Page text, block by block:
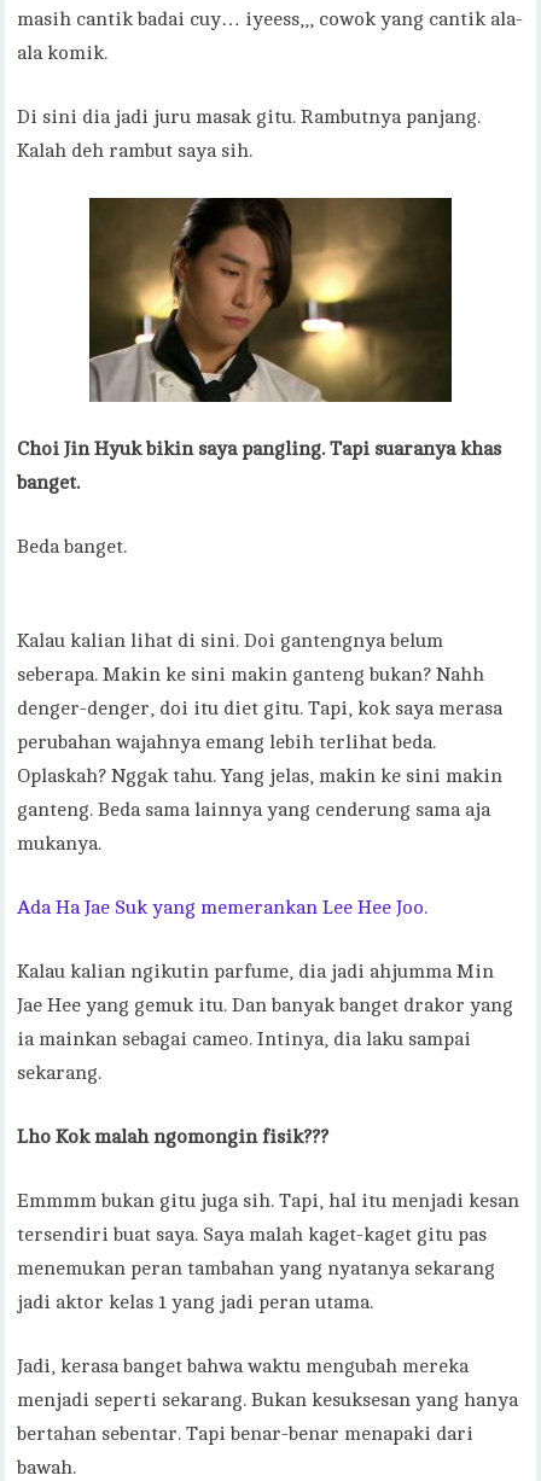
masih cantik badai cuy… iyeess,,, cowok yang cantik ala-
ala komik.
Di sini dia jadi juru masak gitu. Rambutnya panjang.
Kalah deh rambut saya sih.
Choi Jin Hyuk bikin saya pangling. Tapi suaranya khas
banget.
Beda banget.
Kalau kalian lihat di sini. Doi gantengnya belum
seberapa. Makin ke sini makin ganteng bukan? Nahh
denger-denger, doi itu diet gitu. Tapi, kok saya merasa
perubahan wajahnya emang lebih terlihat beda.
Oplaskah? Nggak tahu. Yang jelas, makin ke sini makin
ganteng. Beda sama lainnya yang cenderung sama aja
mukanya.
Ada Ha Jae Suk yang memerankan Lee Hee Joo.
Kalau kalian ngikutin parfume, dia jadi ahjumma Min
Jae Hee yang gemuk itu. Dan banyak banget drakor yang
ia mainkan sebagai cameo. Intinya, dia laku sampai
sekarang.
Lho Kok malah ngomongin fisik???
Emmmm bukan gitu juga sih. Tapi, hal itu menjadi kesan
tersendiri buat saya. Saya malah kaget-kaget gitu pas
menemukan peran tambahan yang nyatanya sekarang
jadi aktor kelas 1 yang jadi peran utama.
Jadi, kerasa banget bahwa waktu mengubah mereka
menjadi seperti sekarang. Bukan kesuksesan yang hanya
bertahan sebentar. Tapi benar-benar menapaki dari
bawah.